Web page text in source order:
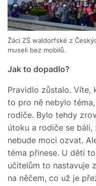
Žáci ZŠ waldorfské z
museli bez mobilů.
Jak to dopadlo?
Pravidlo zůstalo. Víte,
to pro ně nebylo
rodiče. Bylo tehdy
útoku a rodiče se báli,
nebude moci ozvat.
téma přinese. U dětí
učitelům to nastavuje
na něčem, co už je